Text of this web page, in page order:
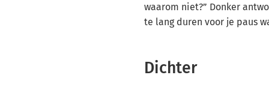
waarom niet?” Donker
te lang duren voor je paus
Dichter